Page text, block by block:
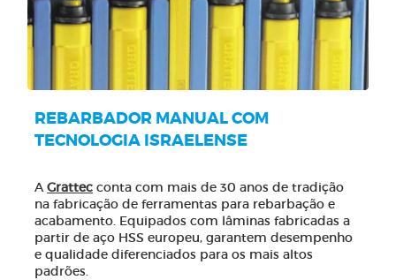
REBARBADOR MANUAL COM
TECNOLOGIA ISRAELENSE
AGrattec conta com mais de 30 anos de tradição
na fabricação de ferramentas para rebarbação e
acabamento. Equipados com lâminas fabricadas a
partir de aço HSS europeu, garantem desempenho
e qualidade diferenciados para os mais altos
padrões.